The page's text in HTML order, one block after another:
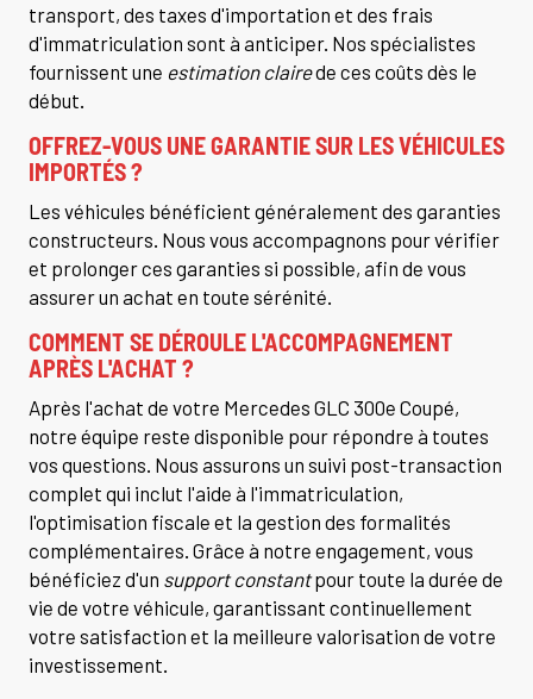
transport, des taxes d'importation et des frais
d'immatriculation sont à anticiper. Nos spécialistes
fournissent une estimation clairede ces coûts dès le
début.
OFFREZ-VOUS UNE GARANTIE SUR LES VÉHICULES
IMPORTÉS ?
Les véhicules bénéficient généralement des garanties
constructeurs. Nous vous accompagnons pour vérifier
et prolonger ces garanties si possible, afin de vous
assurer un achat en toute sérénité.
COMMENT SE DÉROULE L'ACCOMPAGNEMENT
APRÈS L'ACHAT ?
Après l'achat de votre Mercedes GLC 300e Coupé,
notre équipe reste disponible pour répondre à toutes
vos questions. Nous assurons un suivi post-transaction
complet qui inclut l'aide à l'immatriculation,
l'optimisation fiscale et la gestion des formalités
complémentaires. Grâce à notre engagement, vous
bénéficiez d'un support constantpour toute la durée de
vie de votre véhicule, garantissant continuellement
votre satisfaction et la meilleure valorisation de votre
investissement.